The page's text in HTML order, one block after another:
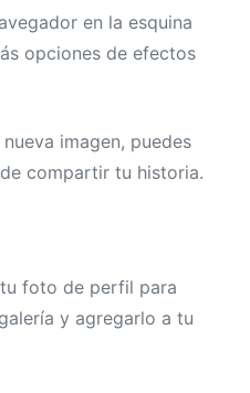
en la esquina
opciones de efectos
imagen, puedes
compartir tu historia.
foto de perfil para
y agregarlo a tu